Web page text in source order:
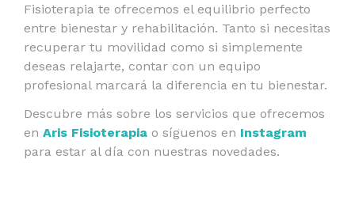
Fisioterapia te ofrecemos el equilibrio perfecto
entre bienestar y rehabilitación. Tanto si necesitas
recuperar tu movilidad como si simplemente
deseas relajarte, contar con un equipo
profesional marcará la diferencia en tu bienestar.
Descubre más sobre los servicios que ofrecemos
en Aris Fisioterapia o síguenos en Instagram
para estar al día con nuestras novedades.